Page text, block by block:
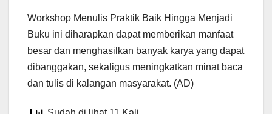
Workshop Menulis Praktik Baik Hingga Menjadi
Buku ini diharapkan dapat memberikan manfaat
besar dan menghasilkan banyak karya yang dapat
dibanggakan, sekaligus meningkatkan minat baca
dan tulis di kalangan masyarakat. (AD)